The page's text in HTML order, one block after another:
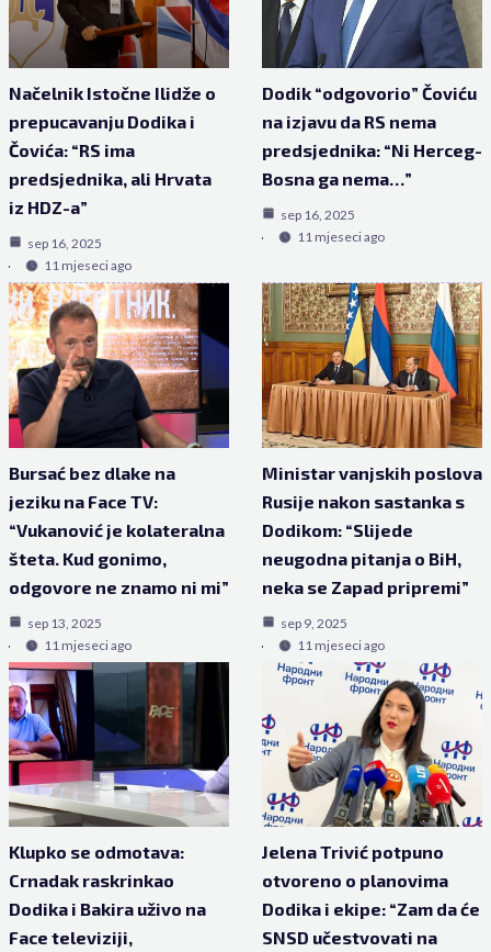
Načelnik Istočne Ilidže o
prepucavanju Dodika i
Čovića: “RS ima
predsjednika, ali Hrvata
iz HDZ-a”
sep 16, 2025
11 mjeseci ago
Dodik “odgovorio” Čoviću
na izjavu da RS nema
predsjednika: “Ni Herceg-
Bosna ga nema…”
sep 16, 2025
11 mjeseci ago
Bursać bez dlake na
jeziku na Face TV:
“Vukanović je kolateralna
šteta. Kud gonimo,
odgovore ne znamo ni mi”
sep 13, 2025
11 mjeseci ago
Ministar vanjskih poslova
Rusije nakon sastanka s
Dodikom: “Slijede
neugodna pitanja o BiH,
neka se Zapad pripremi”
sep 9, 2025
11 mjeseci ago
Klupko se odmotava:
Crnadak raskrinkao
Dodika i Bakira uživo na
Face televiziji,
Jelena Trivić potpuno
otvoreno o planovima
Dodika i ekipe: “Zam da će
SNSD učestvovati na